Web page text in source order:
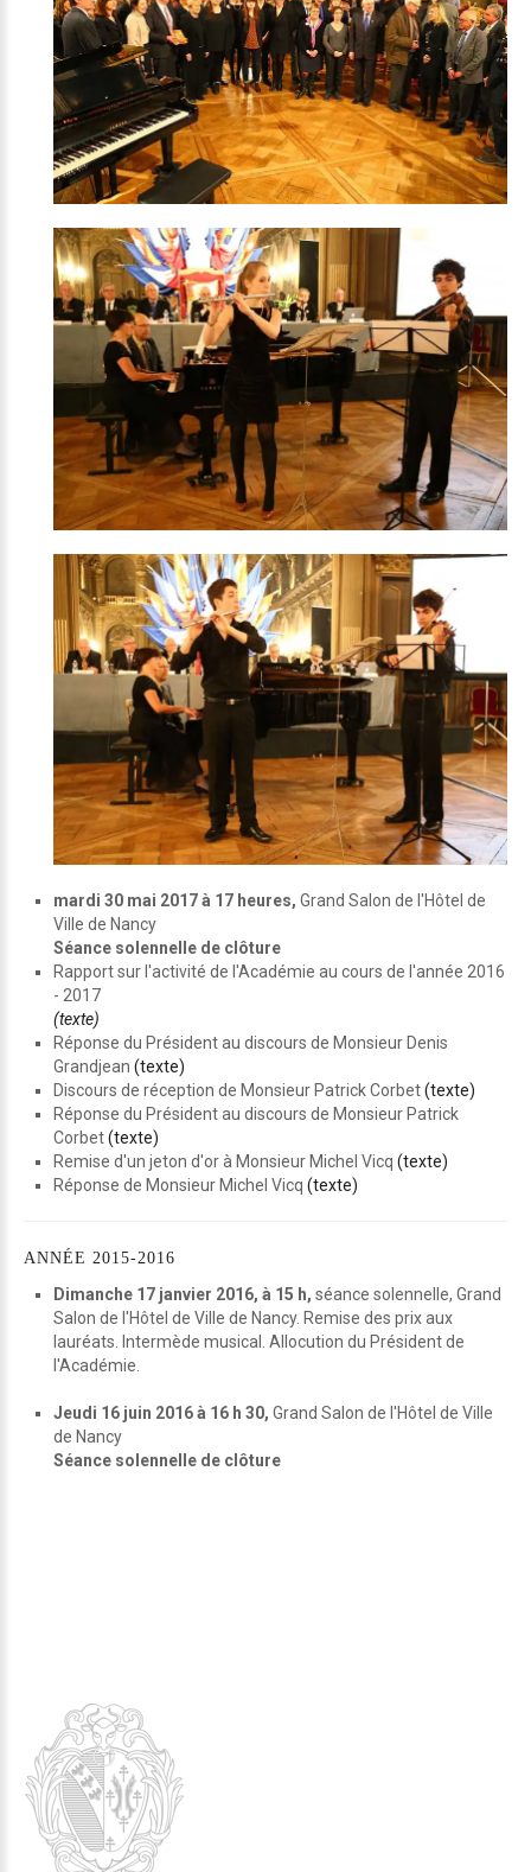
mardi 30 mai 2017 à 17 heures, Grand Salon de l'Hôtel de
Ville de Nancy
Séance solennelle de clôture
Rapport sur l'activité de l'Académie au cours de l'année 2016
- 2017
(texte)
Réponse du Président au discours de Monsieur Denis
Grandjean (texte)
Discours de réception de Monsieur Patrick Corbet(texte)
Réponse du Président au discours de Monsieur Patrick
Corbet(texte)
Remise d'un jeton d'or à Monsieur Michel Vicq (texte)
Réponse de Monsieur Michel Vicq (texte)
ANNÉE 2015-2016
Dimanche 17 janvier 2016, à 15 h, séance solennelle, Grand
Salon de l'Hôtel de Ville de Nancy. Remise des prix aux
lauréats. Intermède musical. Allocution du Président de
l'Académie.
Jeudi 16 juin 2016 à 16 h 30, Grand Salon de l'Hôtel de Ville
de Nancy
Séance solennelle de clôture